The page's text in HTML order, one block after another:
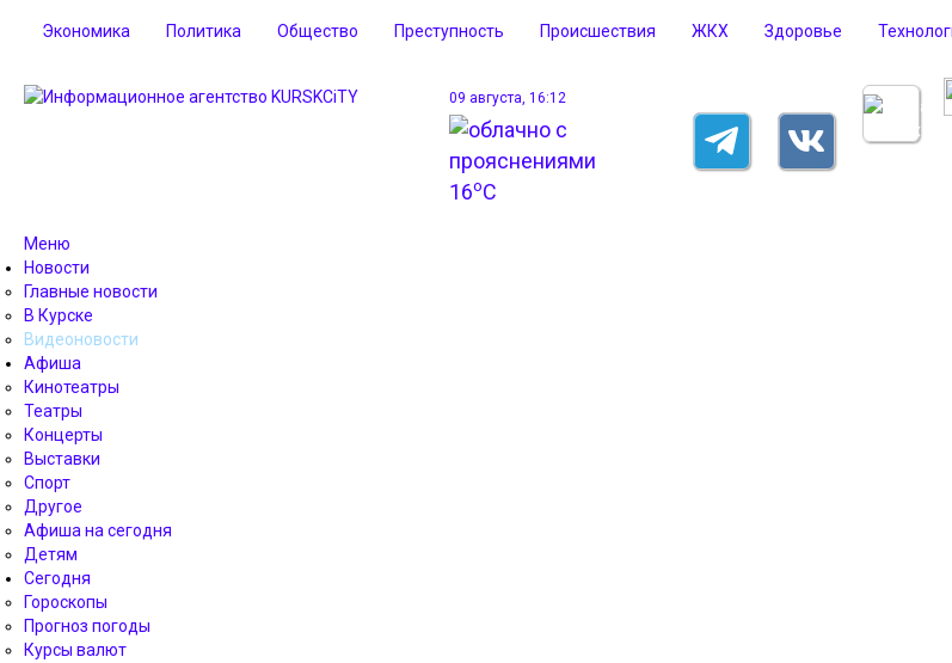
Экономика Политика Общество Преступность Происшествия ЖКХ Здоровье
09 августа, 16:12
16oC
Меню
Новости
Главные новости
В Курске
Видеоновости
Афиша
Кинотеатры
Театры
Концерты
Выставки
Спорт
Другое
Афиша на сегодня
Детям
Сегодня
Гороскопы
Прогноз погоды
Курсы валют